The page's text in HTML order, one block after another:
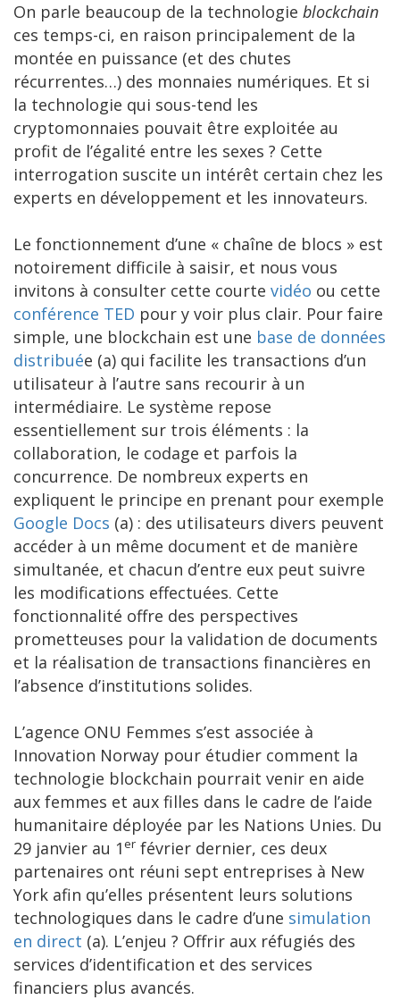
On parle beaucoup de la technologie blockchain
ces temps-ci, en raison principalement de la
montée en puissance (et des chutes
récurrentes…) des monnaies numériques. Et si
la technologie qui sous-tend les
cryptomonnaies pouvait être exploitée au
profit de l’égalité entre les sexes ? Cette
interrogation suscite un intérêt certain chez les
experts en développement et les innovateurs.
Le fonctionnement d’une « chaîne de blocs » est
notoirement difficile à saisir, et nous vous
invitons à consulter cette courte vidéo ou cette
conférence TED pour y voir plus clair. Pour faire
simple, une blockchain est une base de données
distribuée (a) qui facilite les transactions d’un
utilisateur à l’autre sans recourir à un
intermédiaire. Le système repose
essentiellement sur trois éléments : la
collaboration, le codage et parfois la
concurrence. De nombreux experts en
expliquent le principe en prenant pour exemple
Google Docs (a) : des utilisateurs divers peuvent
accéder à un même document et de manière
simultanée, et chacun d’entre eux peut suivre
les modifications effectuées. Cette
fonctionnalité offre des perspectives
prometteuses pour la validation de documents
et la réalisation de transactions financières en
l’absence d’institutions solides.
L’agence ONU Femmes s’est associée à
Innovation Norway pour étudier comment la
technologie blockchain pourrait venir en aide
aux femmes et aux filles dans le cadre de l’aide
humanitaire déployée par les Nations Unies. Du
29 janvier au 1er février dernier, ces deux
partenaires ont réuni sept entreprises à New
York afin qu’elles présentent leurs solutions
technologiques dans le cadre d’une simulation
en direct (a). L’enjeu ? Offrir aux réfugiés des
services d’identification et des services
financiers plus avancés.